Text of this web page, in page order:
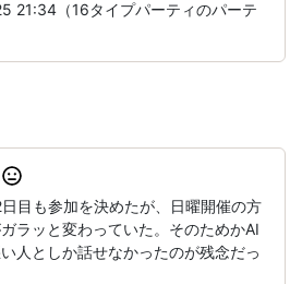
21:34（16タイプパーティのパーテ
目も参加を決めたが、日曜開催の方
ラッと変わっていた。そのためかAI
人としか話せなかったのが残念だっ